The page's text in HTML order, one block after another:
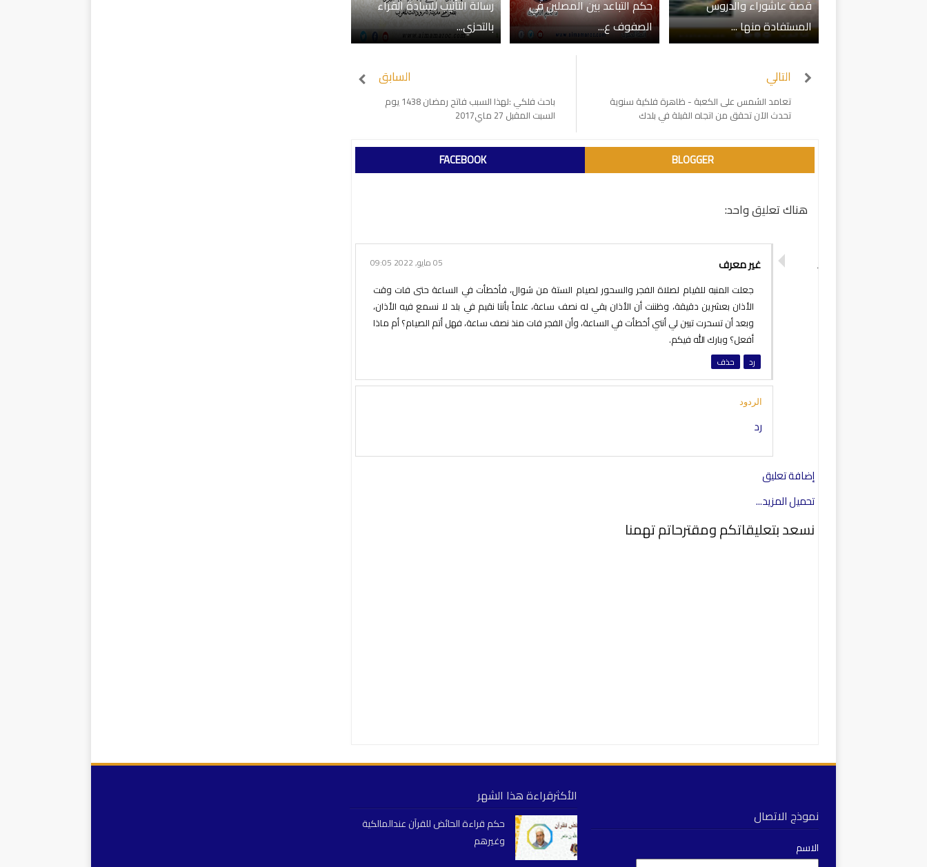
قصة عاشوراء والدروس
المستفادة منها ...
حكم التباعد بين المصلين في
الصفوف ع...
رسالة التأنيب للسادة القراء
بالتحزي...
التالي
تعامد الشمس على الكعبة - ظاهرة فلكية سنوية
تحدث الآن تحقق من اتجاه القبلة في بلدك
السابق
باحث فلكي :لهذا السبب فاتح رمضان 1438 يوم
السبت المقبل 27 ماي2017
BLOGGER
FACEBOOK
هناك تعليق واحد:
غير معرف 05 مايو, 2022 09:05
جعلت المنبه للقيام لصلاة الفجر والسحور لصيام الستة من شوال، فأخطأت في الساعة حتى فات وقت
الأذان بعشرين دقيقة، وظننت أن الأذان بقي له نصف ساعة، علماً بأننا نقيم في بلد لا نسمع فيه الأذان،
وبعد أن تسحرت تبين لي أنني أخطأت في الساعة، وأن الفجر فات منذ نصف ساعة، فهل أتم الصيام؟ أم ماذا
أفعل؟ وبارك الله فيكم.
رد حذف
الردود
رد
إضافة تعليق
تحميل المزيد...
نسعد بتعليقاتكم ومقترحاتم تهمنا
نموذج الاتصال
الاسم
الأكثرقراءة هذا الشهر
حكم قراءة الحائض للقرآن عندالمالكية
وغيرهم